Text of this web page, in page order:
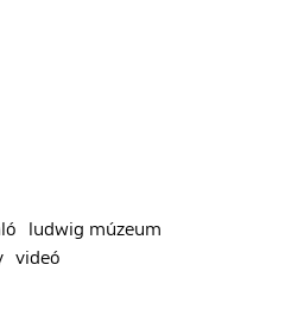
ludwig múzeum
videó